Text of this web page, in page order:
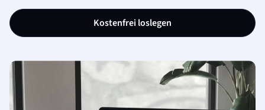
Kostenfrei loslegen